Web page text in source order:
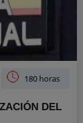
180 horas
DEL